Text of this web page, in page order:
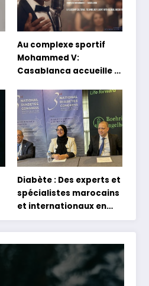
Au complexe sportif
Mohammed V:
Casablanca accueille la
concert holographique
d’Abdel Halim Hafez
Diabète : Des experts et
spécialistes marocains
et internationaux en
conclave à Tanger